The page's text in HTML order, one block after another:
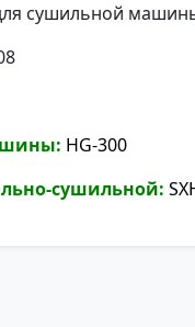
сушильной
HG-300
сушильной: